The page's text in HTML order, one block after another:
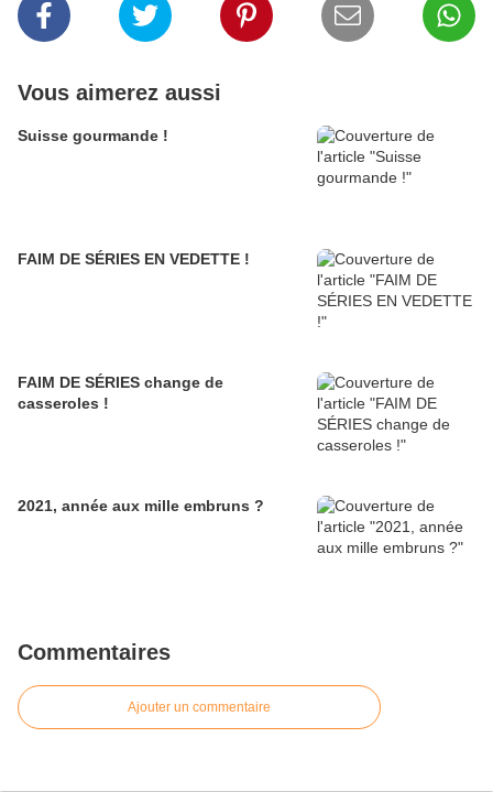
Vous aimerez aussi
Suisse gourmande !
FAIM DE SÉRIES EN VEDETTE !
FAIM DE SÉRIES change de
casseroles !
2021, année aux mille embruns ?
Commentaires
Ajouter un commentaire